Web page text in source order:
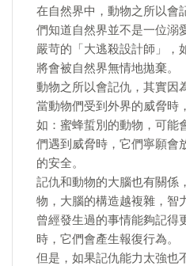
在自然界中，動物之所以會
們知道自然界並不是一位溺
嚴苛的「大逃殺設計師」，
將會被自然界無情地拋棄。
動物之所以會記仇，其實因
當動物們受到外界的威脅時
如：蜜蜂蜇別的動物，可能
們遇到威脅時，它們寧願會
的安全。
記仇和動物的大腦也有關係
物，大腦的構造越複雜，智
曾經發生過的事情能夠記得
時，它們會產生報復行為。
但是，如果記仇能力太強也